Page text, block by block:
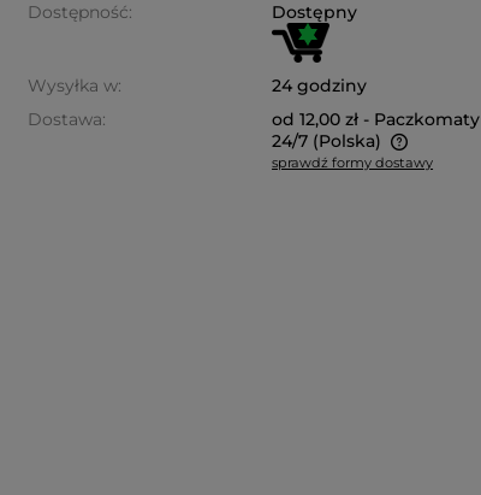
Dostępność:
Dostępny
Wysyłka w:
24 godziny
Dostawa:
od 12,00 zł - Paczkomaty
24/7 (Polska)
sprawdź formy dostawy